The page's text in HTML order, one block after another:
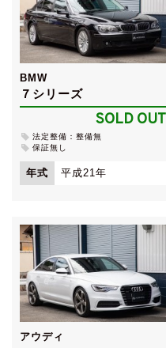
BMW
７シリーズ
SOLD OUT
法定整備：整備無
保証無し
年式 平成21年
アウディ